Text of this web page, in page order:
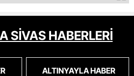
bıktık.mama lobisinden para
bu vahşi hayvanlar
gün aç kalsa kendi
bu kopekler derhal
SİVAS HABERLERİ
ALTINYAYLA HABER